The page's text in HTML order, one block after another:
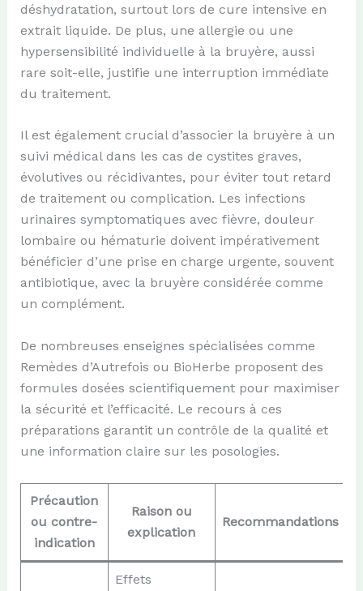
déshydratation, surtout lors de cure intensive en
extrait liquide. De plus, une allergie ou une
hypersensibilité individuelle à la bruyère, aussi
rare soit-elle, justifie une interruption immédiate
du traitement.
Il est également crucial d’associer la bruyère à un
suivi médical dans les cas de cystites graves,
évolutives ou récidivantes, pour éviter tout retard
de traitement ou complication. Les infections
urinaires symptomatiques avec fièvre, douleur
lombaire ou hématurie doivent impérativement
bénéficier d’une prise en charge urgente, souvent
antibiotique, avec la bruyère considérée comme
un complément.
De nombreuses enseignes spécialisées comme
Remèdes d’Autrefois ou BioHerbe proposent des
formules dosées scientifiquement pour maximiser
la sécurité et l’efficacité. Le recours à ces
préparations garantit un contrôle de la qualité et
une information claire sur les posologies.
Précaution
ou contre-
indication
Raison ou
explication
Recommandations
Effets